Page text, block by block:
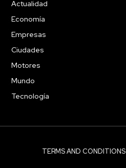
Actualidad
Economía
Empresas
Ciudades
Motores
Mundo
Tecnología
TERMS AND CONDITIONS